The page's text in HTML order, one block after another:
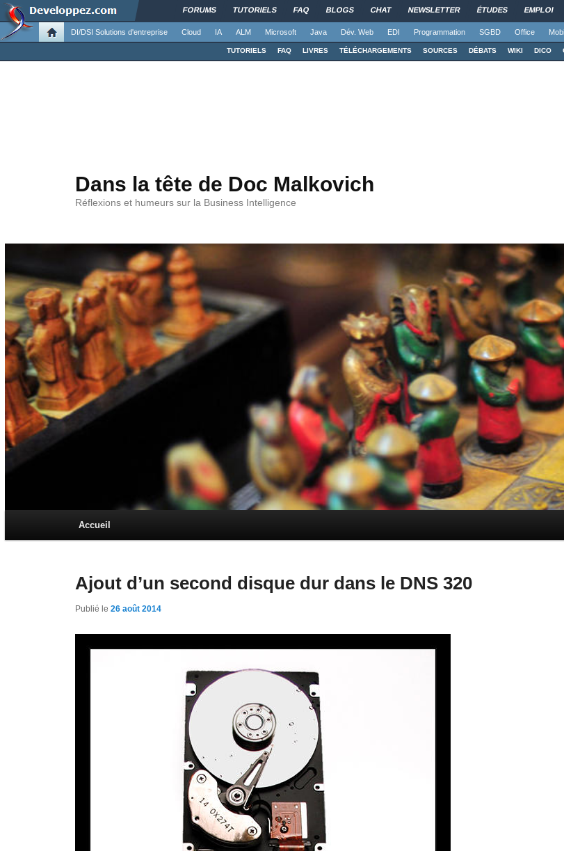
FORUMS TUTORIELS FAQ BLOGS CHAT NEWSLETTER ÉTUDES EMPLOI
DI/DSI Solutions d'entreprise Cloud IA ALM Microsoft Java Dév. Web EDI Programmation SGBD Office
TUTORIELS FAQ LIVRES TÉLÉCHARGEMENTS SOURCES DÉBATS WIKI DICO
Dans la tête de Doc Malkovich
Réflexions et humeurs sur la Business Intelligence
Aller au contenu principal
Aller au contenu secondaire
Accueil
Ajout d’un second disque dur dans le DNS 320
Publié le 26 août 2014